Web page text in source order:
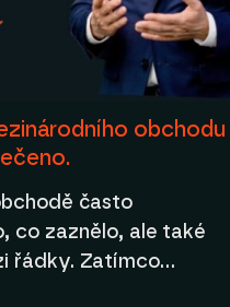
obchodu
často
co zaznělo, ale také
řádky. Zatímco…